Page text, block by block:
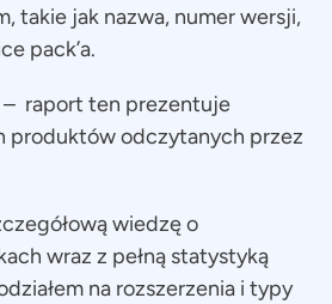
takie jak nazwa, numer wersji,
pack’a.
– raport ten prezentuje
produktów odczytanych przez
wiedzę o
wraz z pełną statystyką
na rozszerzenia i typy